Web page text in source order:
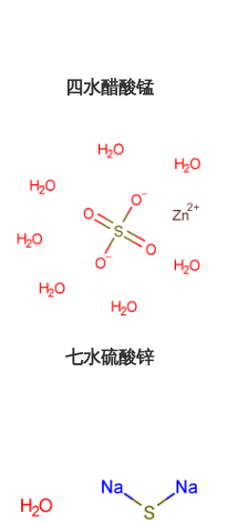
四水醋酸锰
七水硫酸锌